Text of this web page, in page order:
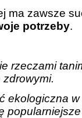
ma zawsze
potrzeby.
rzeczami
ekologiczna